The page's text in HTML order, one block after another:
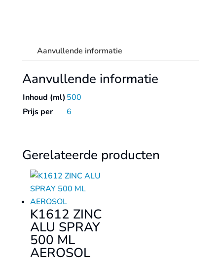
Aanvullende informatie
Aanvullende informatie
Inhoud (ml)500
Prijs per
6
Gerelateerde producten
K1612 ZINC
ALU SPRAY
500 ML
AEROSOL